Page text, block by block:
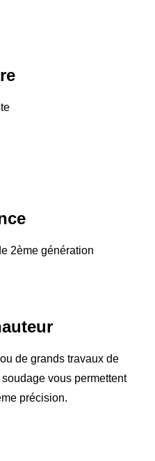
2ème génération
de grands travaux de
vous permettent
précision.